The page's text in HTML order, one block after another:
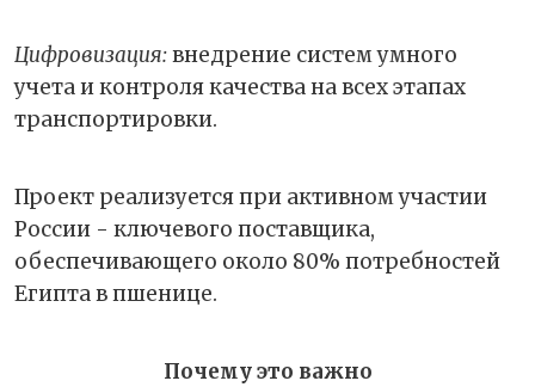
Цифровизация:внедрение систем умного
учета и контроля качества на всех этапах
транспортировки.
Проект реализуется при активном участии
России - ключевого поставщика,
обеспечивающего около 80% потребностей
Египта в пшенице.
Почему это важно